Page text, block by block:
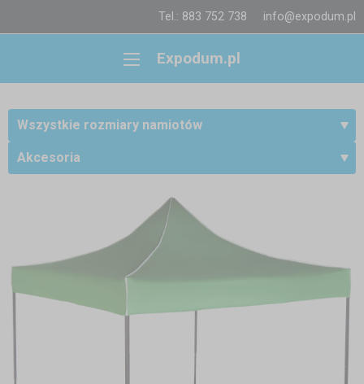
Tel.: 883 752 738 info@expodum.pl
Expodum.pl
Wszystkie rozmiary namiotów
Akcesoria